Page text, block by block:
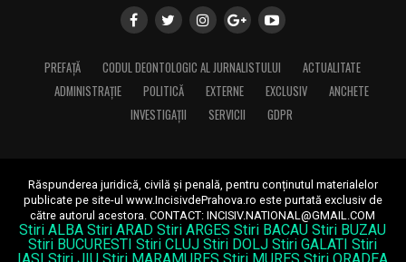
PREFAȚĂ CODUL DEONTOLOGIC AL JURNALISTULUI
ACTUALITATE
ADMINISTRAȚIE
POLITICĂ EXTERNE EXCLUSIV
ANCHETE
INVESTIGAȚII
SERVICII GDPR
Răspunderea juridică, civilă și penală, pentru conținutul materialelor
publicate pe site-ul www.IncisivdePrahova.ro este purtată exclusiv de
către autorul acestora.CONTACT: INCISIV.NATIONAL@GMAIL.COM
Stiri ALBA Stiri ARAD Stiri ARGES Stiri BACAU Stiri BUZAU
Stiri BUCURESTI Stiri CLUJ Stiri DOLJ Stiri GALATI Stiri
IASI Stiri JIU Stiri MARAMURES Stiri MURES Stiri ORADEA